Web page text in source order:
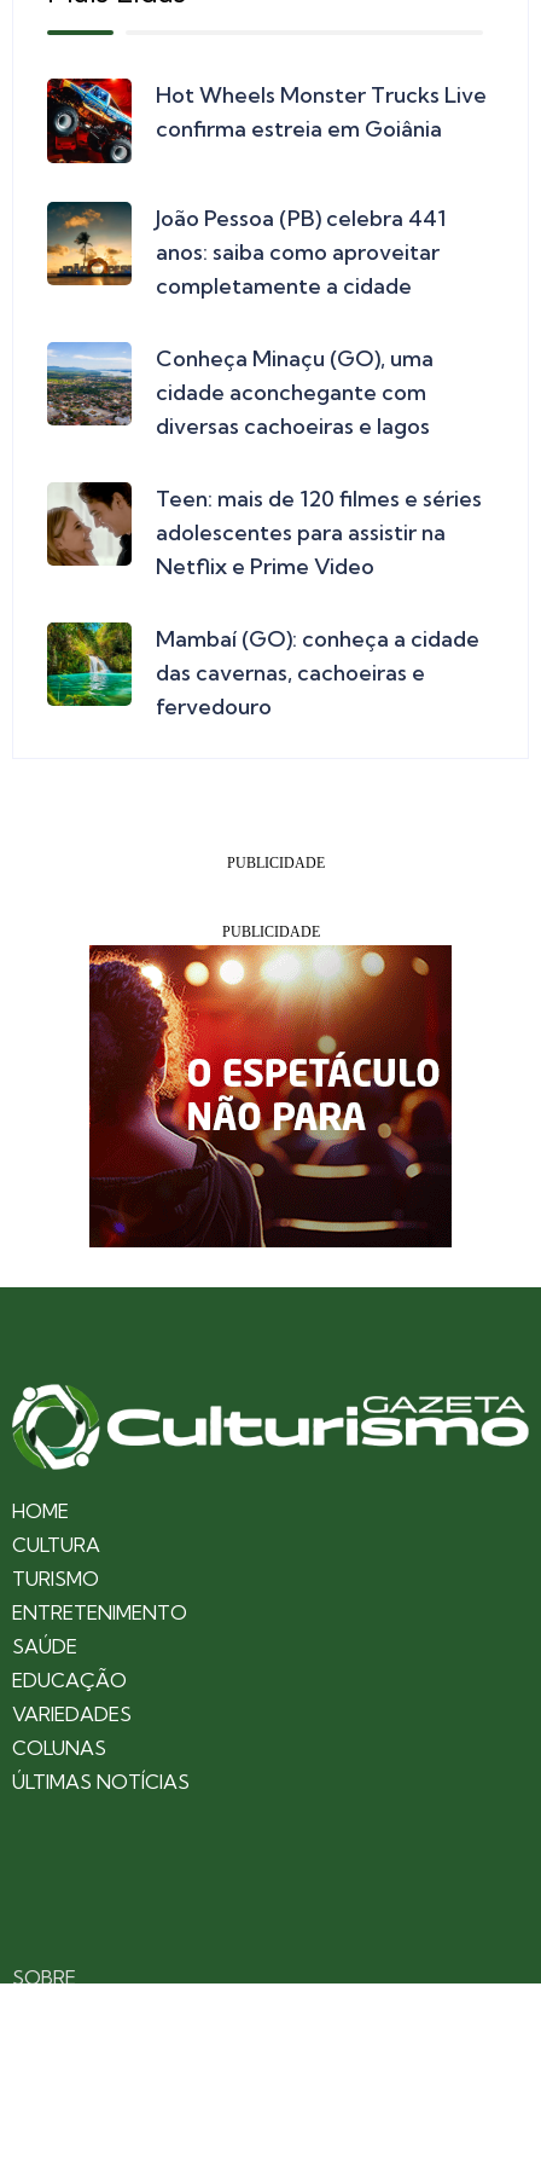
Hot Wheels Monster Trucks Live
confirma estreia em Goiânia
João Pessoa (PB) celebra 441
anos: saiba como aproveitar
completamente a cidade
Conheça Minaçu (GO), uma
cidade aconchegante com
diversas cachoeiras e lagos
Teen: mais de 120 filmes e séries
adolescentes para assistir na
Netflix e Prime Video
Mambaí (GO): conheça a cidade
das cavernas, cachoeiras e
fervedouro
HOME
CULTURA
TURISMO
ENTRETENIMENTO
SAÚDE
EDUCAÇÃO
VARIEDADES
COLUNAS
ÚLTIMAS NOTÍCIAS
SOBRE